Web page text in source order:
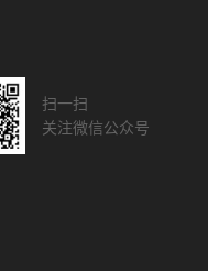
扫一扫
关注微信公众号